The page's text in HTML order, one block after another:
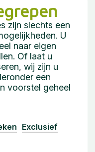
zijn slechts een
U
naar eigen
Of laat u
wij zijn u
een
voorstel geheel
Exclusief